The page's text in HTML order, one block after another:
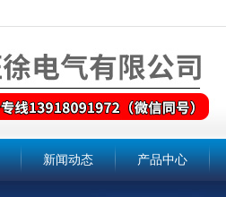
新闻动态 产品中心